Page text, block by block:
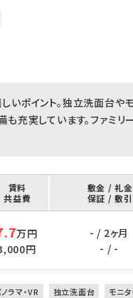
ポイント。独立洗面台や
充実しています。ファミリ
賃料
共益費
敷金 / 礼金
保証 / 敷引
万円
円
- / 2ヶ月
- / -
ラマ・VR 独立洗面台
モニ